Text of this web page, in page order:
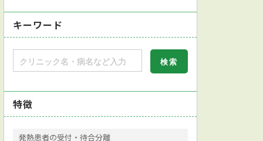
キーワード
特徴
発熱患者の受付・待合分離